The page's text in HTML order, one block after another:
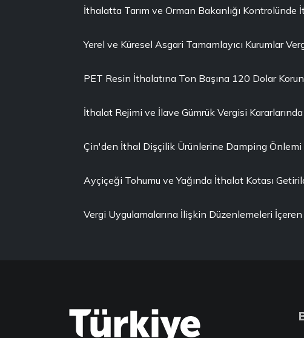
İthalatta Tarım ve Orman Bakanlığı
Yerel ve Küresel Asgari Tamamlayıcı Kurumlar
PET Resin İthalatına Ton Başına 120 Dolar
İthalat Rejimi ve İlave Gümrük Vergisi
Çin'den İthal Dişçilik Ürünlerine Damping Önlemi
Ayçiçeği Tohumu ve Yağında İthalat Kotası
Vergi Uygulamalarına İlişkin Düzenlemeleri İçeren